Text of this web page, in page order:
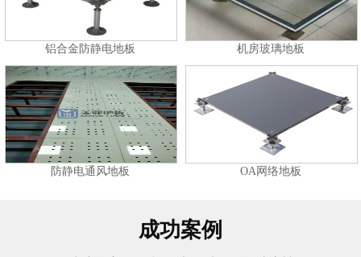
铝合金防静电地板 机房玻璃地板
防静电通风地板 OA网络地板
成功案例